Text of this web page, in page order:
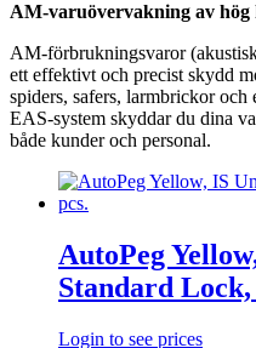
AM-varuövervakning av hög
AM-förbrukningsvaror
ett effektivt och precist skydd
spiders, safers, larmbrickor och
EAS-system skyddar du dina
både kunder och personal.
AutoPeg
Standard
Login to see prices